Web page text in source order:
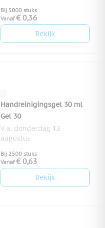
Bij 5000 stuks
Vanaf € 0,36
Bekijk
Handreinigingsgel 30 ml
Gel 30
V.a. donderdag 13
augustus
Bij 2500 stuks
Vanaf € 0,63
Bekijk